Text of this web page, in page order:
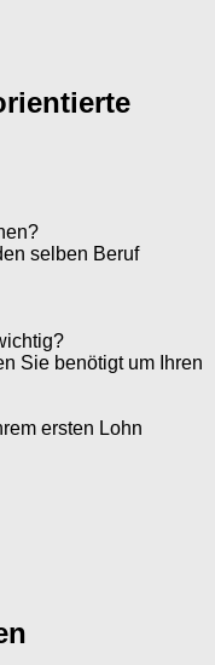
selben Beruf
Sie benötigt um Ihren
ersten Lohn